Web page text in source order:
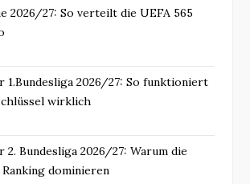
2026/27: So verteilt die UEFA 565
1.Bundesliga 2026/27: So funktioniert
wirklich
2. Bundesliga 2026/27: Warum die
dominieren